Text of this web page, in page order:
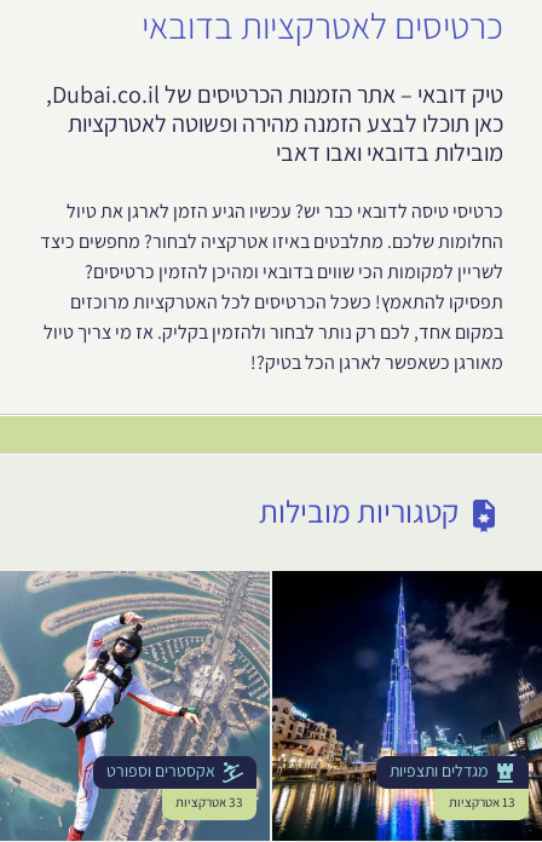
כרטיסים לאטרקציות בדובאי
טיק דובאי – אתר הזמנות הכרטיסים של Dubai.co.il,
כאן תוכלו לבצע הזמנה מהירה ופשוטה לאטרקציות
מובילות בדובאי ואבו דאבי
כרטיסי טיסה לדובאי כבר יש? עכשיו הגיע הזמן לארגן את טיול
החלומות שלכם. מתלבטים באיזו אטרקציה לבחור? מחפשים כיצד
לשריין למקומות הכי שווים בדובאי ומהיכן להזמין כרטיסים?
תפסיקו להתאמץ! כשכל הכרטיסים לכל האטרקציות מרוכזים
במקום אחד, לכם רק נותר לבחור ולהזמין בקליק. אז מי צריך טיול
מאורגן כשאפשר לארגן הכל בטיק?!
קטגוריות מובילות